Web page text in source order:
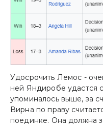
Удосрочить Лемос -
ней Яндиробе удастся
упоминалось выше, за
Вирна по праву
поединке. Она должна